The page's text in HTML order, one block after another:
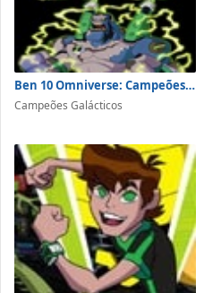
Ben 10 Omniverse: Campeões Galácticos
Campeões Galácticos